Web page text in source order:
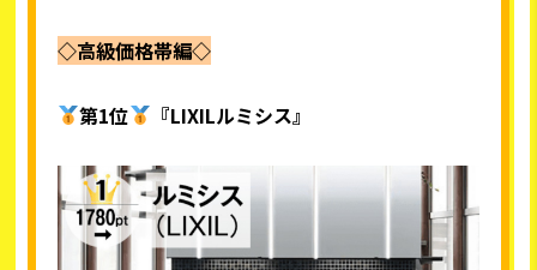
◇高級価格帯編◇
第1位 『LIXILルミシス』